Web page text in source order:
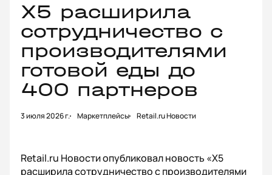
Х5 расширила
сотрудничество с
производителями
готовой еды до
400 партнеров
3 июля 2026 г. Маркетплейсы Retail.ru Новости
Retail.ru Новости опубликовал новость «Х5
расширила сотрудничество с производителями